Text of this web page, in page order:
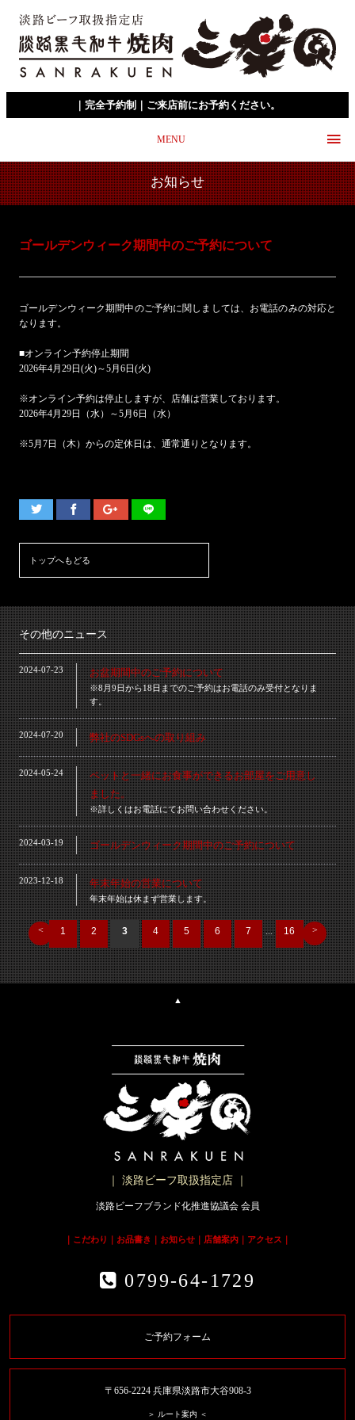
｜完全予約制｜ご来店前にお予約ください。
MENU
お知らせ
ゴールデンウィーク期間中のご予約について
ゴールデンウィーク期間中のご予約に関しましては、お電話のみの対応と
なります。
■オンライン予約停止期間
2026年4月29日(火)～5月6日(火)
※オンライン予約は停止しますが、店舗は営業しております。
2026年4月29日（水）～5月6日（水）
※5月7日（木）からの定休日は、通常通りとなります。
トップへもどる
その他のニュース
2024-07-23 お盆期間中のご予約について
※8月9日から18日までのご予約はお電話のみ受付となりま
す。
2024-07-20 弊社のSDGsへの取り組み
2024-05-24
ペットと一緒にお食事ができるお部屋をご用意し
ました。
※詳しくはお電話にてお問い合わせください。
2024-03-19 ゴールデンウィーク期間中のご予約について
2023-12-18 年末年始の営業について
年末年始は休まず営業します。
< 1 2 3 4 5 6 7 ... 16 >
▲
｜ 淡路ビーフ取扱指定店 ｜
淡路ビーフブランド化推進協議会 会員
｜ こだわり ｜ お品書き ｜ お知らせ ｜ 店舗案内 ｜ アクセス ｜
0799-64-1729
ご予約フォーム
〒656-2224 兵庫県淡路市大谷908-3
＞ ルート案内 ＜